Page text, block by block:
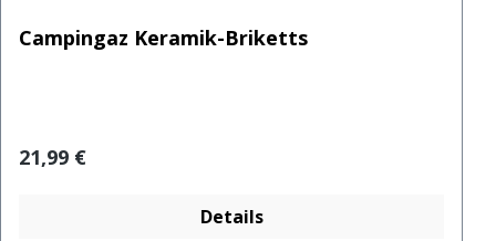
Campingaz Keramik-Briketts
Regulärer Preis:
21,99 €
Details